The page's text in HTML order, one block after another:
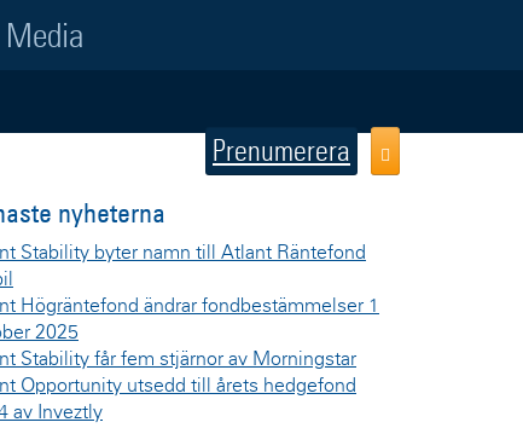
Media
Prenumerera
nyheterna
Stability byter namn till Atlant Räntefond
Högräntefond ändrar fondbestämmelser 1
2025
Stability får fem stjärnor av Morningstar
Opportunity utsedd till årets hedgefond
av Inveztly